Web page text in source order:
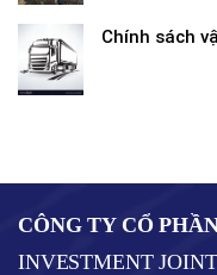
Chính sách
CÔNG TY CỔ
INVESTMENT